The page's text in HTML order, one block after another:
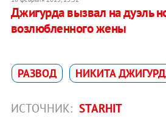
Джигурда вызвал на дуэль
возлюбленного жены
РАЗВОД НИКИТА
ИСТОЧНИК: STARHIT